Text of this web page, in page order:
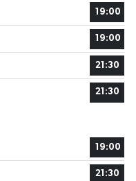
19:00
19:00
21:30
21:30
19:00
21:30